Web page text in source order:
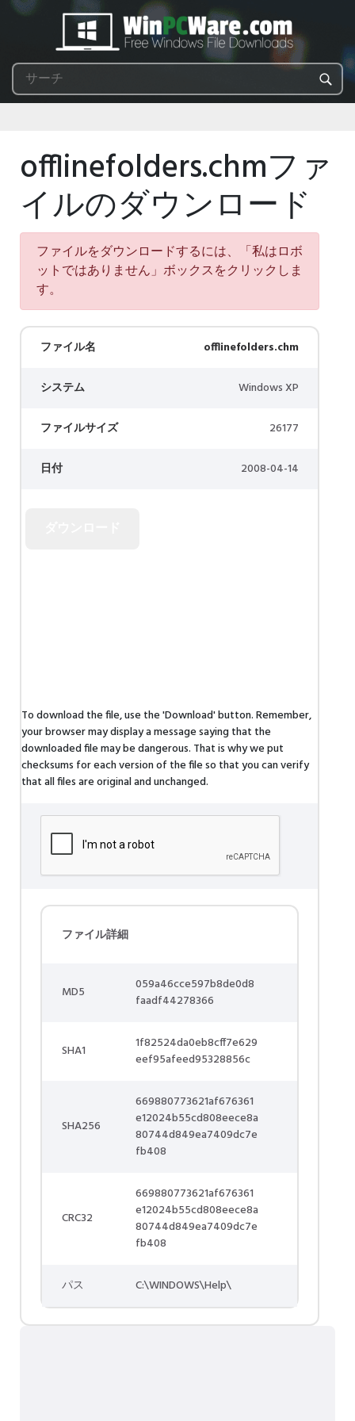
offlinefolders.chmファ
イルのダウンロード
ファイルをダウンロードするには、「私はロボ
ットではありません」ボックスをクリックしま
す。
ファイル名 offlinefolders.chm
システム Windows XP
ファイルサイズ 26177
日付 2008-04-14
To download the file, use the 'Download' button. Remember,
your browser may display a message saying that the
downloaded file may be dangerous. That is why we put
checksums for each version of the file so that you can verify
that all files are original and unchanged.
ファイル詳細
MD5
059a46cce597b8de0d8
faadf44278366
SHA1
1f82524da0eb8cff7e629
eef95afeed95328856c
SHA256
669880773621af676361
e12024b55cd808eece8a
80744d849ea7409dc7e
fb408
CRC32
669880773621af676361
e12024b55cd808eece8a
80744d849ea7409dc7e
fb408
パス C:\WINDOWS\Help\